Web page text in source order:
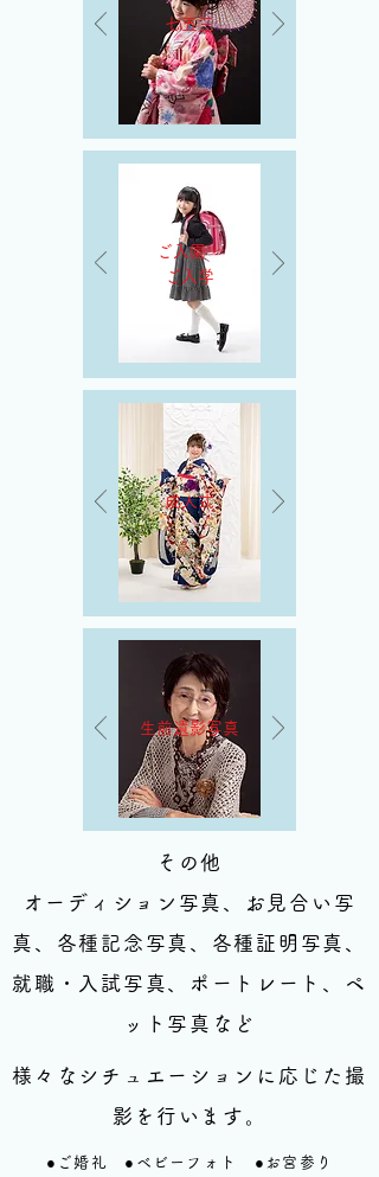
七五三
ご入園・
ご入学
成人式
生前遺影写真
その他
オーディション写真、お見合い写
真、各種記念写真、 各種証明写真、
就職・入試写真、ポートレート、ペ
ット写真など
様々なシチュエーションに応じた撮
影を行います。
​●ご婚礼 ●ベビーフォト ●お宮参り